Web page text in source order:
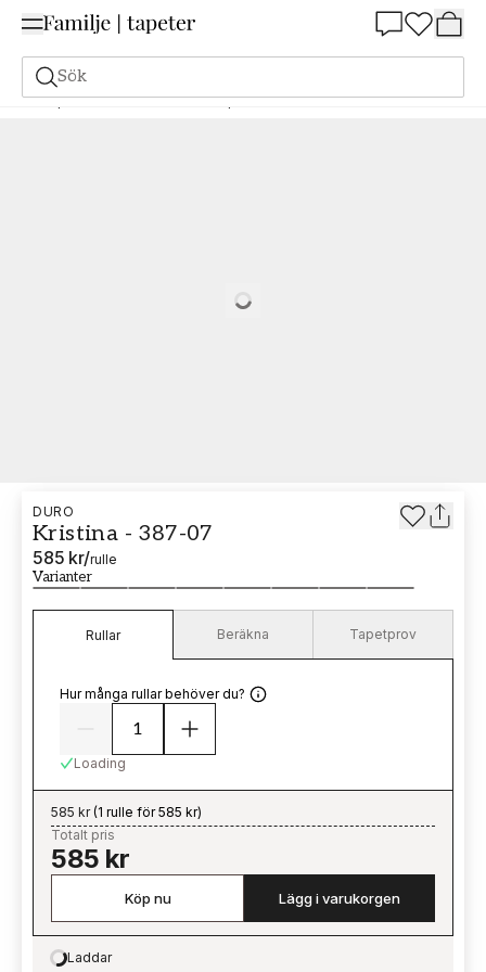
Sök
Tapeter Varumärken Duro tapeter Hav & Land Kristina - 387-07
Loading…
DURO
Kristina - 387-07
585 kr/rulle
Varianter
Rullar Beräkna Tapetprov
Hur många rullar behöver du?
Loading
585 kr(1 rulle för 585 kr)
Totalt pris
585 kr
Köp nu Lägg i varukorgen
Laddar